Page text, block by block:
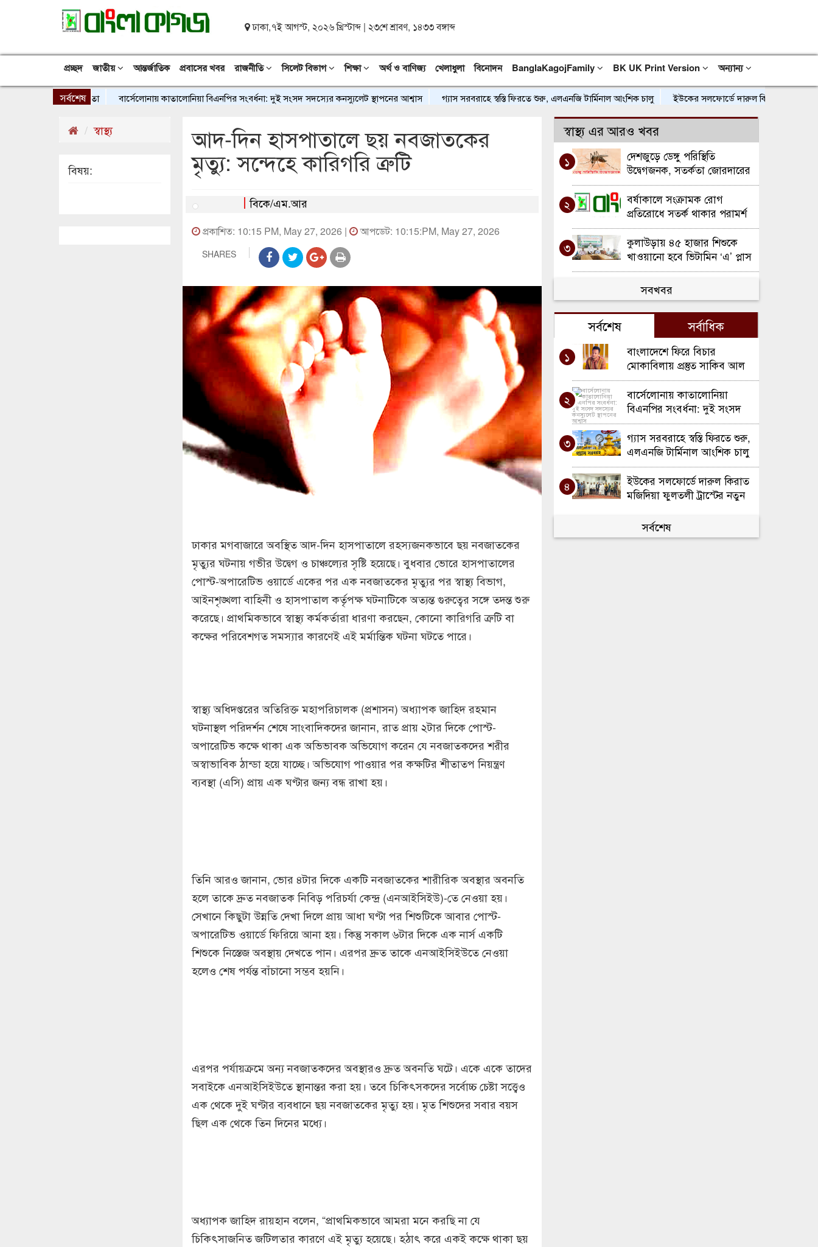
ঢাকা,৭ই আগস্ট, ২০২৬ খ্রিস্টাব্দ| ২৩শে শ্রাবণ, ১৪৩৩ বঙ্গাব্দ
প্রচ্ছদ জাতীয় আন্তর্জাতিক প্রবাসের খবর রাজনীতি সিলেট বিভাগ শিক্ষা অর্থ ও বাণিজ্য খেলাধুলা বিনোদন BanglaKagojFamily BK UK Print Version অন্যান্য
সর্বশেষ বার্সেলোনায় কাতালোনিয়া বিএনপির সংবর্ধনা: দুই সংসদ সদস্যের কনস্যুলেট স্থাপনের আশ্বাস গ্যাস সরবরাহে স্বস্তি ফিরতে শুরু, এলএনজি টার্মিনাল আংশিক চালু ইউকের সলফোর্ডে দারুল কিরাত মজিদিয়া ফুলতলী
আদ-দিন হাসপাতালে ছয় নবজাতকের
মৃত্যু: সন্দেহে কারিগরি ত্রুটি
বিকে/এম.আর
প্রকাশিত: 10:15 PM, May 27, 2026 | আপডেট: 10:15:PM, May 27, 2026
SHARES
ঢাকার মগবাজারে অবস্থিত আদ-দিন হাসপাতালে রহস্যজনকভাবে ছয় নবজাতকের
মৃত্যুর ঘটনায় গভীর উদ্বেগ ও চাঞ্চল্যের সৃষ্টি হয়েছে। বুধবার ভোরে হাসপাতালের
পোস্ট-অপারেটিভ ওয়ার্ডে একের পর এক নবজাতকের মৃত্যুর পর স্বাস্থ্য বিভাগ,
আইনশৃঙ্খলা বাহিনী ও হাসপাতাল কর্তৃপক্ষ ঘটনাটিকে অত্যন্ত গুরুত্বের সঙ্গে তদন্ত শুরু
করেছে। প্রাথমিকভাবে স্বাস্থ্য কর্মকর্তারা ধারণা করছেন, কোনো কারিগরি ত্রুটি বা
কক্ষের পরিবেশগত সমস্যার কারণেই এই মর্মান্তিক ঘটনা ঘটতে পারে।
স্বাস্থ্য অধিদপ্তরের অতিরিক্ত মহাপরিচালক (প্রশাসন) অধ্যাপক জাহিদ রহমান
ঘটনাস্থল পরিদর্শন শেষে সাংবাদিকদের জানান, রাত প্রায় ২টার দিকে পোস্ট-
অপারেটিভ কক্ষে থাকা এক অভিভাবক অভিযোগ করেন যে নবজাতকদের শরীর
অস্বাভাবিক ঠান্ডা হয়ে যাচ্ছে। অভিযোগ পাওয়ার পর কক্ষটির শীতাতপ নিয়ন্ত্রণ
ব্যবস্থা (এসি) প্রায় এক ঘণ্টার জন্য বন্ধ রাখা হয়।
তিনি আরও জানান, ভোর ৪টার দিকে একটি নবজাতকের শারীরিক অবস্থার অবনতি
হলে তাকে দ্রুত নবজাতক নিবিড় পরিচর্যা কেন্দ্র (এনআইসিইউ)-তে নেওয়া হয়।
সেখানে কিছুটা উন্নতি দেখা দিলে প্রায় আধা ঘণ্টা পর শিশুটিকে আবার পোস্ট-
অপারেটিভ ওয়ার্ডে ফিরিয়ে আনা হয়। কিন্তু সকাল ৬টার দিকে এক নার্স একটি
শিশুকে নিস্তেজ অবস্থায় দেখতে পান। এরপর দ্রুত তাকে এনআইসিইউতে নেওয়া
হলেও শেষ পর্যন্ত বাঁচানো সম্ভব হয়নি।
এরপর পর্যায়ক্রমে অন্য নবজাতকদের অবস্থারও দ্রুত অবনতি ঘটে। একে একে তাদের
সবাইকে এনআইসিইউতে স্থানান্তর করা হয়। তবে চিকিৎসকদের সর্বোচ্চ চেষ্টা সত্ত্বেও
এক থেকে দুই ঘণ্টার ব্যবধানে ছয় নবজাতকের মৃত্যু হয়। মৃত শিশুদের সবার বয়স
ছিল এক থেকে তিন দিনের মধ্যে।
অধ্যাপক জাহিদ রায়হান বলেন, “প্রাথমিকভাবে আমরা মনে করছি না যে
চিকিৎসাজনিত জটিলতার কারণে এই মৃত্যু হয়েছে। হঠাৎ করে একই কক্ষে থাকা ছয়
স্বাস্থ্য
বিষয়:
স্বাস্থ্য এর আরও খবর
১
দেশজুড়ে ডেঙ্গু পরিস্থিতি
উদ্বেগজনক, সতর্কতা জোরদারের
আহ্বান স্বাস্থ্য বিশেষজ্ঞদের
২
বর্ষাকালে সংক্রামক রোগ
প্রতিরোধে সতর্ক থাকার পরামর্শ
৩
কুলাউড়ায় ৪৫ হাজার শিশুকে
খাওয়ানো হবে ভিটামিন ‘এ’ প্লাস
ক্যাপসুল
সবখবর
সর্বশেষ সর্বাধিক
১
বাংলাদেশে ফিরে বিচার
মোকাবিলায় প্রস্তুত সাকিব আল
হাসান, চান নিরাপত্তার নিশ্চয়তা
২
বার্সেলোনায় কাতালোনিয়া
বিএনপির সংবর্ধনা: দুই সংসদ
সদস্যের কনস্যুলেট স্থাপনের
আশ্বাস
৩
গ্যাস সরবরাহে স্বস্তি ফিরতে শুরু,
এলএনজি টার্মিনাল আংশিক চালু
৪
ইউকের সলফোর্ডে দারুল কিরাত
মজিদিয়া ফুলতলী ট্রাস্টের নতুন
প্রবাসী আয়ে টানা দ্বিতীয় মাসেও
৩ বিলিয়ন ডলারের নিচে
সর্বশেষ